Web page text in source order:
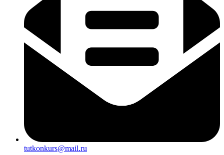
tutkonkurs@mail.ru